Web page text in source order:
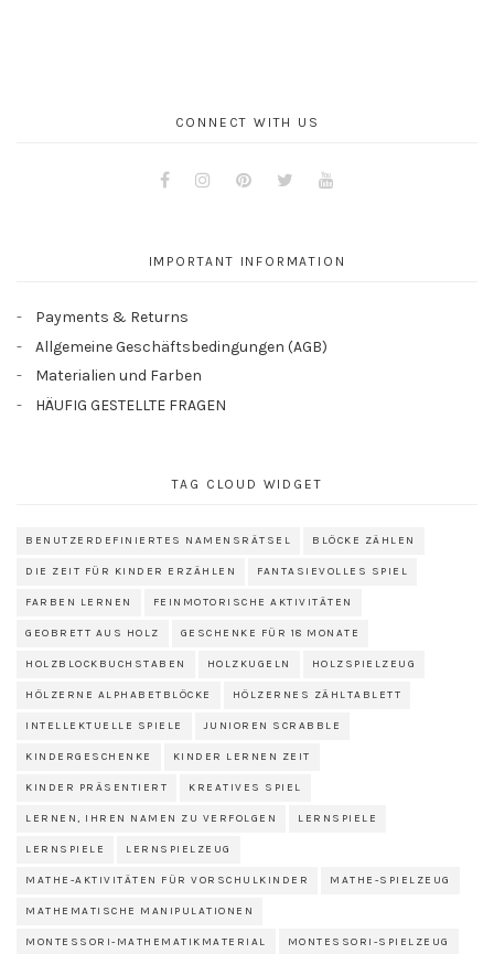
CONNECT WITH US
FacebookInstagramPinterestTwitter
IMPORTANT INFORMATION
Payments & Returns
Allgemeine Geschäftsbedingungen (AGB)
Materialien und Farben
HÄUFIG GESTELLTE FRAGEN
TAG CLOUD WIDGET
BENUTZERDEFINIERTES NAMENSRÄTSEL BLÖCKE ZÄHLEN
DIE ZEIT FÜR KINDER ERZÄHLEN FANTASIEVOLLES SPIEL
FARBEN LERNEN FEINMOTORISCHE AKTIVITÄTEN
GEOBRETT AUS HOLZ GESCHENKE FÜR 18 MONATE
HOLZBLOCKBUCHSTABEN HOLZKUGELN HOLZSPIELZEUG
HÖLZERNE ALPHABETBLÖCKE HÖLZERNES ZÄHLTABLETT
INTELLEKTUELLE SPIELE JUNIOREN SCRABBLE
KINDERGESCHENKE KINDER LERNEN ZEIT
KINDER PRÄSENTIERT KREATIVES SPIEL
LERNEN, IHREN NAMEN ZU VERFOLGEN LERNSPIELE
LERNSPIELE LERNSPIELZEUG
MATHE-AKTIVITÄTEN FÜR VORSCHULKINDER MATHE-SPIELZEUG
MATHEMATISCHE MANIPULATIONEN
MONTESSORI-MATHEMATIKMATERIAL MONTESSORI-SPIELZEUG